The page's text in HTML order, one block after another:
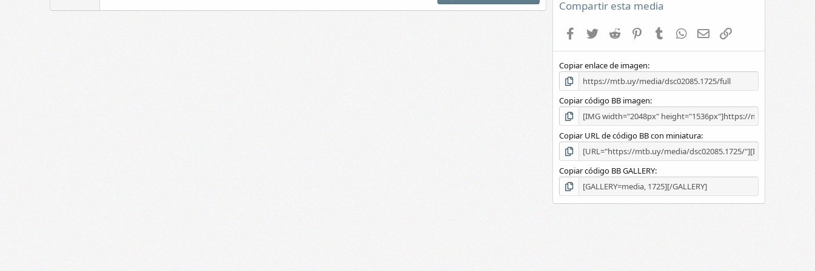
(
)
Compartir esta media
Facebook
Twitter Reddit PinterestTumblr WhatsApp
E-mail
Copiar enlace de imagen
Copiar código BB imagen
Copiar URL de código BB con miniatura
Copiar código BB GALLERY